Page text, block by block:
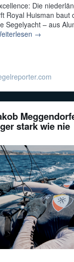
Die
Royal Huisman baut
Segelyacht – aus
→
stark wie nie